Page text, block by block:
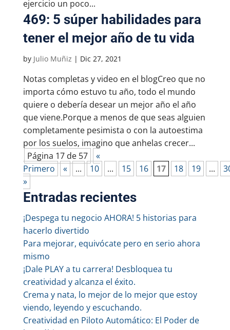
ejercicio un poco...
469: 5 súper habilidades para
tener el mejor año de tu vida
by Julio Muñiz | Dic 27, 2021
Notas completas y video en el blogCreo que no
importa cómo estuvo tu año, todo el mundo
quiere o debería desear un mejor año el año
que viene.Porque a menos de que seas alguien
completamente pesimista o con la autoestima
por los suelos, imagino que anhelas crecer...
Página 17 de 57
«
Primero
« ... 10 ... 15 16 17 18 19 ...
»
Entradas recientes
¡Despega tu negocio AHORA! 5 historias para
hacerlo divertido
Para mejorar, equivócate pero en serio ahora
mismo
¡Dale PLAY a tu carrera! Desbloquea tu
creatividad y alcanza el éxito.
Crema y nata, lo mejor de lo mejor que estoy
viendo, leyendo y escuchando.
Creatividad en Piloto Automático: El Poder de